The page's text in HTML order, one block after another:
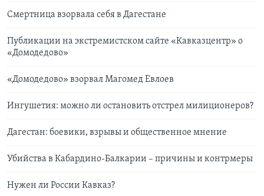
Смертница взорвала себя в Дагестане
Публикации на экстремистском сайте «Кавказцентр» о
«Домодедово»
«Домодедово» взорвал Магомед Евлоев
Ингушетия: можно ли остановить отстрел милиционеров?
Дагестан: боевики, взрывы и общественное мнение
Убийства в Кабардино-Балкарии – причины и контрмеры
Нужен ли России Кавказ?